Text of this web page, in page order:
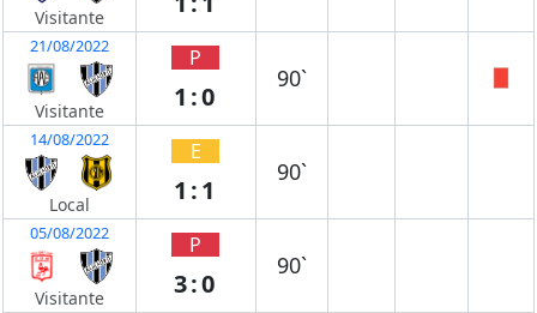
Visitante
21/08/2022
Visitante
P
1:0
90`
14/08/2022
Local
E
1:1
90`
05/08/2022
Visitante
P
3:0
90`